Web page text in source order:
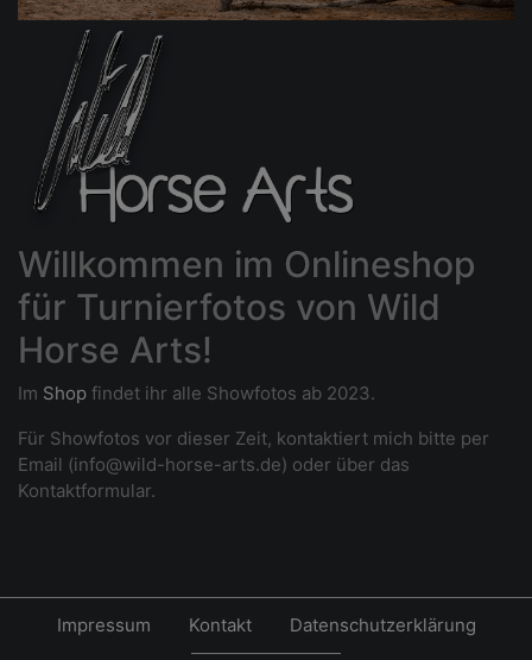
Willkommen im Onlineshop
für Turnierfotos von Wild
Horse Arts!
Im Shop findet ihr alle Showfotos ab 2023.
Für Showfotos vor dieser Zeit, kontaktiert mich bitte per
Email (info@wild-horse-arts.de) oder über das
Kontaktformular.
Impressum Kontakt Datenschutzerklärung